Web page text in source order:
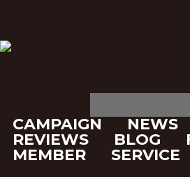
CAMPAIGN NEWS
REVIEWS
BLOG
MEMBER
SERVICE